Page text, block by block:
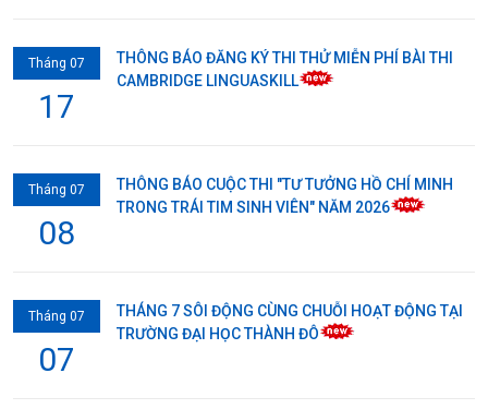
Tháng 07
17
THÔNG BÁO ĐĂNG KÝ THI THỬ MIỄN PHÍ BÀI THI
CAMBRIDGE LINGUASKILL
Tháng 07
08
THÔNG BÁO CUỘC THI "TƯ TƯỞNG HỒ CHÍ MINH
TRONG TRÁI TIM SINH VIÊN" NĂM 2026
Tháng 07
07
THÁNG 7 SÔI ĐỘNG CÙNG CHUỖI HOẠT ĐỘNG TẠI
TRƯỜNG ĐẠI HỌC THÀNH ĐÔ